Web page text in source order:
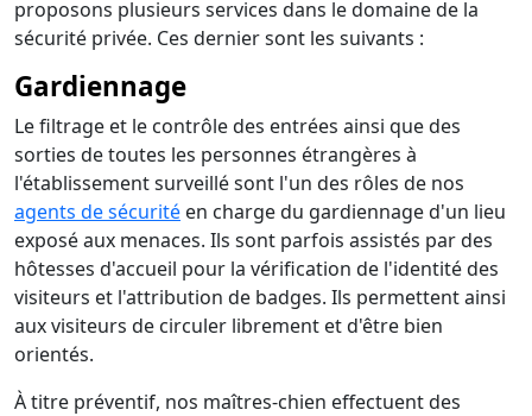
proposons plusieurs services dans le domaine de la
sécurité privée. Ces dernier sont les suivants :
Gardiennage
Le filtrage et le contrôle des entrées ainsi que des
sorties de toutes les personnes étrangères à
l'établissement surveillé sont l'un des rôles de nos
agents de sécurité en charge du gardiennage d'un lieu
exposé aux menaces. Ils sont parfois assistés par des
hôtesses d'accueil pour la vérification de l'identité des
visiteurs et l'attribution de badges. Ils permettent ainsi
aux visiteurs de circuler librement et d'être bien
orientés.
À titre préventif, nos maîtres-chien effectuent des